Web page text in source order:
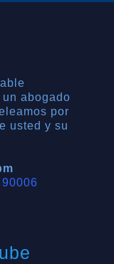
abogado
por
usted y su